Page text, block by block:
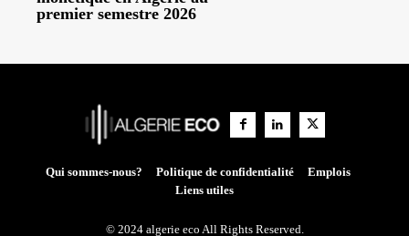
premier semestre 2026
Qui sommes-nous? Politique de confidentialité
Emplois
Liens utiles
© 2024 algerie eco All Rights Reserved.